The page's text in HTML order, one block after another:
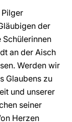
der
Schülerinnen
an der Aisch
Werden wir
Glaubens zu
und unserer
seiner
Herzen